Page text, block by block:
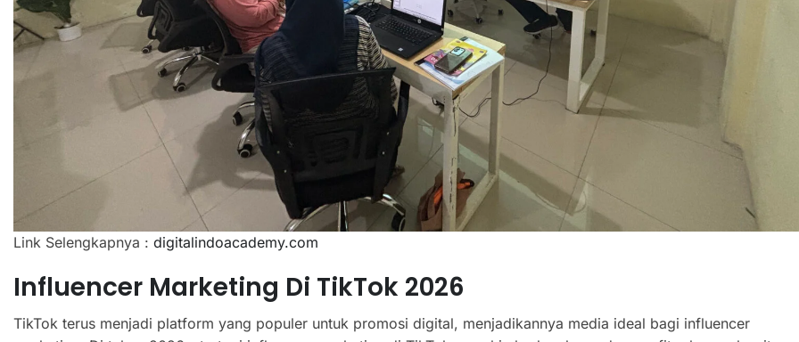
Link Selengkapnya : digitalindoacademy.com
Influencer Marketing Di TikTok 2026
TikTok terus menjadi platform yang populer untuk promosi digital, menjadikannya media ideal bagi influencer